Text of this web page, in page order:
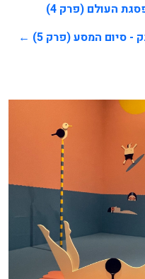
העולם (פרק 4)
- סיום המסע (פרק 5)
←